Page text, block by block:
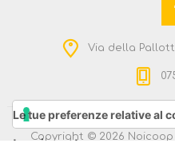
Via della
Copyright © 2026
Le tue preferenze relative al
tracciamento